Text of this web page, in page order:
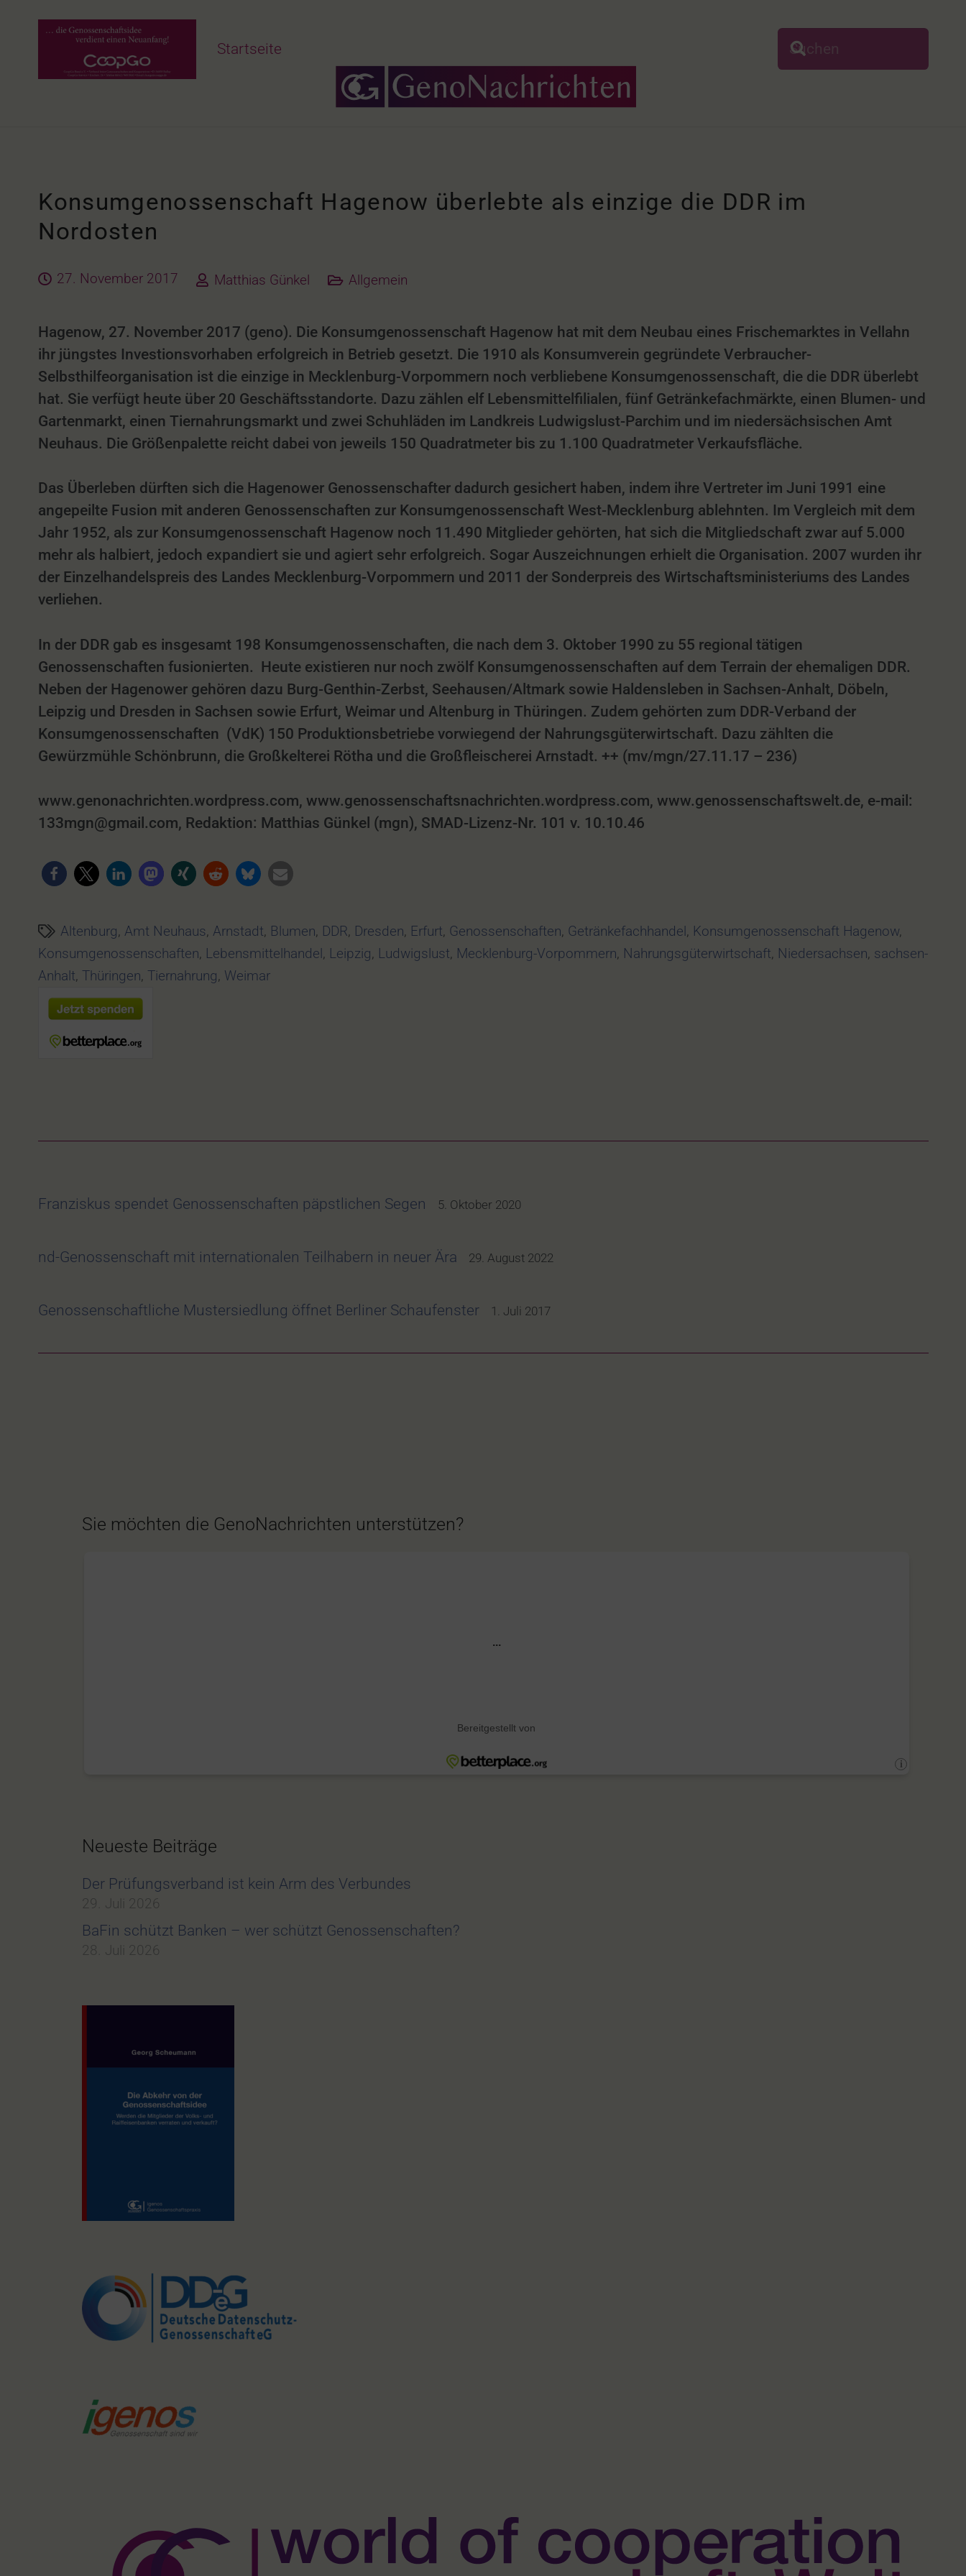
Startseite
Konsumgenossenschaft Hagenow überlebte als einzige die DDR im
Nordosten
27. November 2017 Matthias Günkel Allgemein
Hagenow, 27. November 2017 (geno). Die Konsumgenossenschaft Hagenow hat mit dem Neubau eines Frischemarktes in Vellahn
ihr jüngstes Investionsvorhaben erfolgreich in Betrieb gesetzt. Die 1910 als Konsumverein gegründete Verbraucher-
Selbsthilfeorganisation ist die einzige in Mecklenburg-Vorpommern noch verbliebene Konsumgenossenschaft, die die DDR überlebt
hat. Sie verfügt heute über 20 Geschäftsstandorte. Dazu zählen elf Lebensmittelfilialen, fünf Getränkefachmärkte, einen Blumen- und
Gartenmarkt, einen Tiernahrungsmarkt und zwei Schuhläden im Landkreis Ludwigslust-Parchim und im niedersächsischen Amt
Neuhaus. Die Größenpalette reicht dabei von jeweils 150 Quadratmeter bis zu 1.100 Quadratmeter Verkaufsfläche.
Das Überleben dürften sich die Hagenower Genossenschafter dadurch gesichert haben, indem ihre Vertreter im Juni 1991 eine
angepeilte Fusion mit anderen Genossenschaften zur Konsumgenossenschaft West-Mecklenburg ablehnten. Im Vergleich mit dem
Jahr 1952, als zur Konsumgenossenschaft Hagenow noch 11.490 Mitglieder gehörten, hat sich die Mitgliedschaft zwar auf 5.000
mehr als halbiert, jedoch expandiert sie und agiert sehr erfolgreich. Sogar Auszeichnungen erhielt die Organisation. 2007 wurden ihr
der Einzelhandelspreis des Landes Mecklenburg-Vorpommern und 2011 der Sonderpreis des Wirtschaftsministeriums des Landes
verliehen.
In der DDR gab es insgesamt 198 Konsumgenossenschaften, die nach dem 3. Oktober 1990 zu 55 regional tätigen
Genossenschaften fusionierten. Heute existieren nur noch zwölf Konsumgenossenschaften auf dem Terrain der ehemaligen DDR.
Neben der Hagenower gehören dazu Burg-Genthin-Zerbst, Seehausen/Altmark sowie Haldensleben in Sachsen-Anhalt, Döbeln,
Leipzig und Dresden in Sachsen sowie Erfurt, Weimar und Altenburg in Thüringen. Zudem gehörten zum DDR-Verband der
Konsumgenossenschaften (VdK) 150 Produktionsbetriebe vorwiegend der Nahrungsgüterwirtschaft. Dazu zählten die
Gewürzmühle Schönbrunn, die Großkelterei Rötha und die Großfleischerei Arnstadt. ++ (mv/mgn/27.11.17 – 236)
www.genonachrichten.wordpress.com, www.genossenschaftsnachrichten.wordpress.com, www.genossenschaftswelt.de, e-mail:
133mgn@gmail.com, Redaktion: Matthias Günkel (mgn), SMAD-Lizenz-Nr. 101 v. 10.10.46
Altenburg, Amt Neuhaus, Arnstadt, Blumen, DDR, Dresden, Erfurt, Genossenschaften, Getränkefachhandel, Konsumgenossenschaft Hagenow,
Konsumgenossenschaften, Lebensmittelhandel, Leipzig, Ludwigslust, Mecklenburg-Vorpommern, Nahrungsgüterwirtschaft, Niedersachsen, sachsen-
Anhalt, Thüringen, Tiernahrung, Weimar
Franziskus spendet Genossenschaften päpstlichen Segen 5. Oktober 2020
nd-Genossenschaft mit internationalen Teilhabern in neuer Ära 29. August 2022
Genossenschaftliche Mustersiedlung öffnet Berliner Schaufenster 1. Juli 2017
Sie möchten die GenoNachrichten unterstützen?
Neueste Beiträge
Der Prüfungsverband ist kein Arm des Verbundes
29. Juli 2026
BaFin schützt Banken – wer schützt Genossenschaften?
28. Juli 2026